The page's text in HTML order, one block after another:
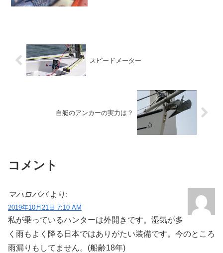
スピードメーター
自艇のアンカーの実力は？
コメント
マハロパパ より:
2019年10月21日 7:10 AM
私が乗っているハンターは外開きです。湿気が多
く雨もよく降る日本ではありがたい装備です。今のところ
雨漏りもしてません。(船齢18年)